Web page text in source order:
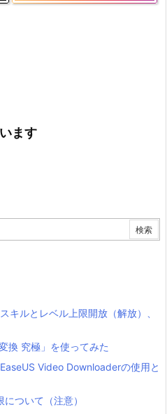
ます
キルとレベル上限開放（解放）、
換 究極」を使ってみた
Video Downloaderの使用と
ついて（注意）